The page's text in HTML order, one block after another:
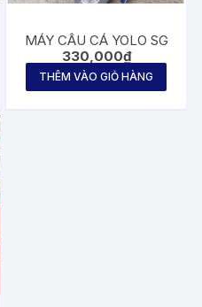
MÁY CÂU CÁ YOLO SG
330,000₫
THÊM VÀO GIỎ HÀNG